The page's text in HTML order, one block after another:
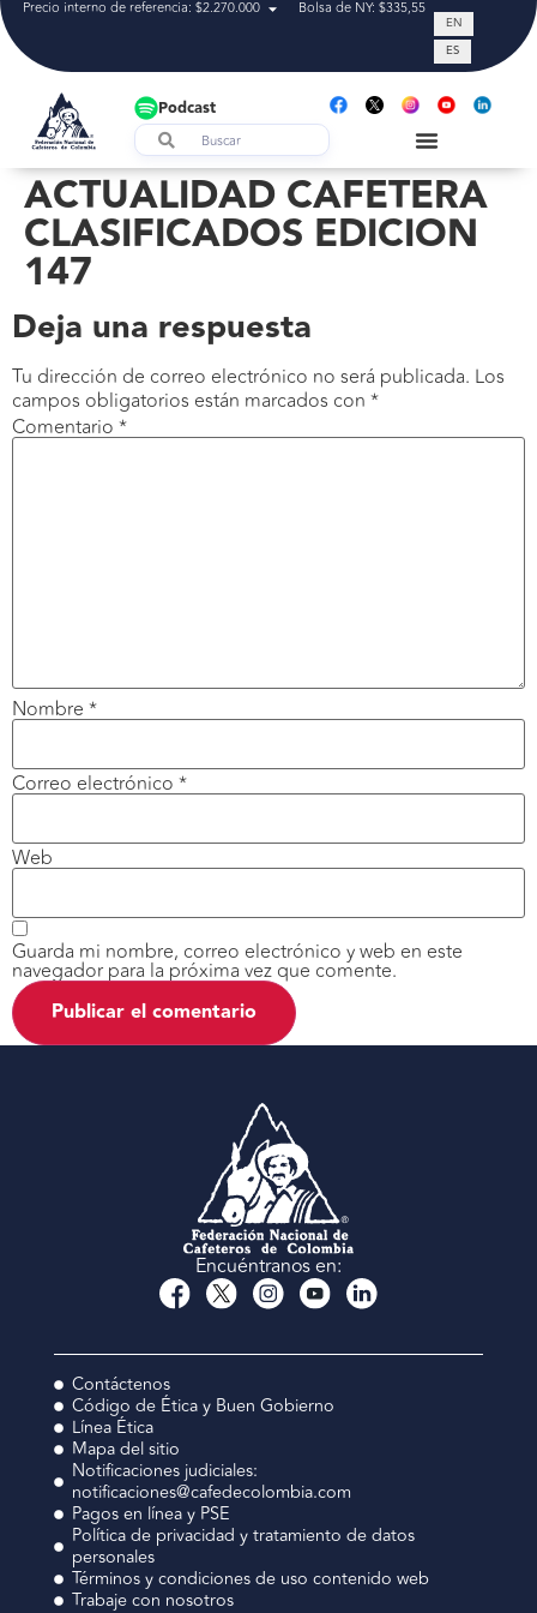
Precio interno de referencia: $2.270.000 Bolsa de NY: $335,55 Tasa de
EN
ES
Podcast
ACTUALIDAD CAFETERA
CLASIFICADOS EDICION
147
Deja una respuesta
Tu dirección de correo electrónico no será publicada. Los
campos obligatorios están marcados con *
Comentario *
Nombre *
Correo electrónico *
Web
Guarda mi nombre, correo electrónico y web en este
navegador para la próxima vez que comente.
Encuéntranos en:
Contáctenos
Código de Ética y Buen Gobierno
Línea Ética
Mapa del sitio
Notificaciones judiciales:
notificaciones@cafedecolombia.com
Pagos en línea y PSE
Política de privacidad y tratamiento de datos
personales
Términos y condiciones de uso contenido web
Trabaje con nosotros